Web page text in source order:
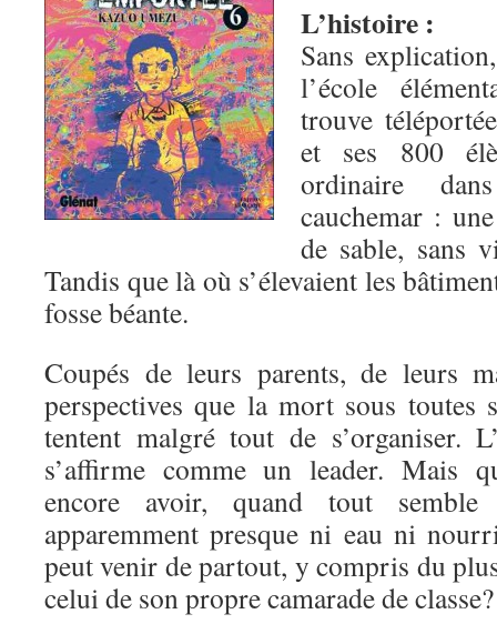
L’histoire :
Sans
l’école
trouve
et ses 800
ordinaire
cauchemar :
de sable, sans
Tandis que là où s’élevaient les
fosse béante.
Coupés de leurs parents, de leurs
perspectives que la mort sous toutes
tentent malgré tout de s’organiser.
s’affirme comme un leader. Mais
encore avoir, quand tout
apparemment presque ni eau ni
peut venir de partout, y compris du
celui de son propre camarade de classe?